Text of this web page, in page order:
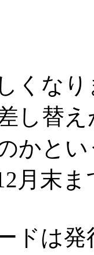
くな
し替
かと
月末ま
ドは